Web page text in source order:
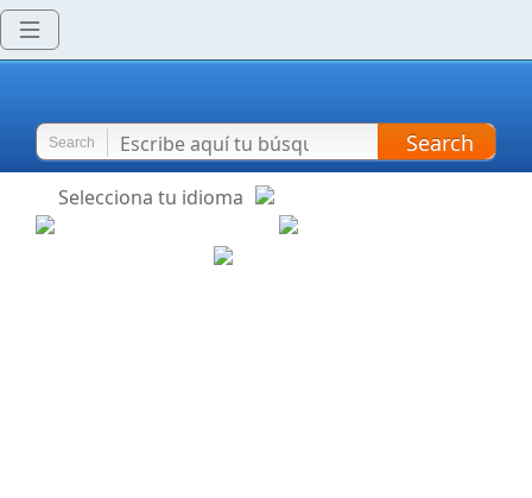
Search Search
Selecciona tu idioma